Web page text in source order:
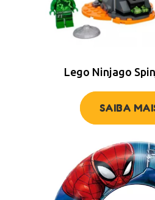
Lego Ninjago
SAIBA